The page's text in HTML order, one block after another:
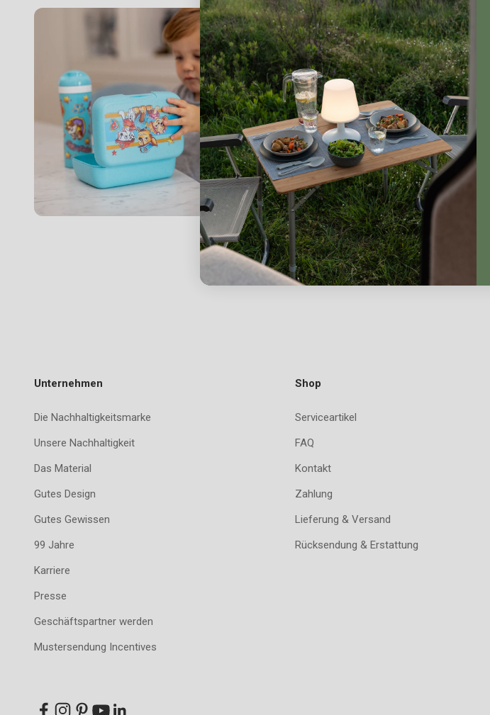
Unternehmen
Die Nachhaltigkeitsmarke
Unsere Nachhaltigkeit
Das Material
Gutes Design
Gutes Gewissen
99 Jahre
Karriere
Presse
Geschäftspartner werden
Mustersendung Incentives
Shop
Serviceartikel
FAQ
Kontakt
Zahlung
Lieferung & Versand
Rücksendung & Erstattung